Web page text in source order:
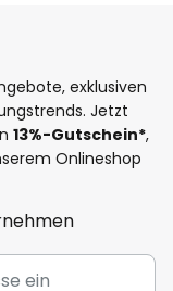
exklusiven
Jetzt
13%-Gutschein*,
Onlineshop